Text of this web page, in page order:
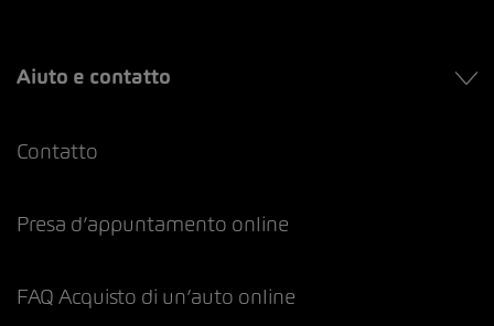
Aiuto e contatto
Contatto
Presa d’appuntamento online
FAQ Acquisto di un’auto online